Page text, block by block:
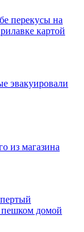
перекусы на
картой
эвакуировали
из магазина
пешком домой